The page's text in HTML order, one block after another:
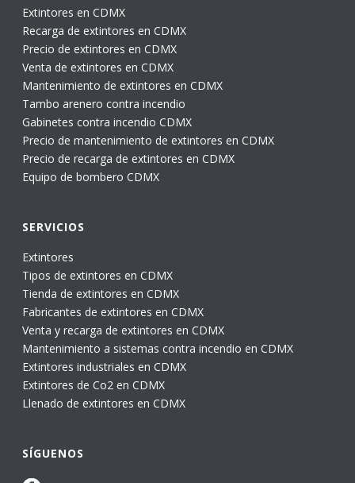
Extintores en CDMX
Recarga de extintores en CDMX
Precio de extintores en CDMX
Venta de extintores en CDMX
Mantenimiento de extintores en CDMX
Tambo arenero contra incendio
Gabinetes contra incendio CDMX
Precio de mantenimiento de extintores en CDMX
Precio de recarga de extintores en CDMX
Equipo de bombero CDMX
SERVICIOS
Extintores
Tipos de extintores en CDMX
Tienda de extintores en CDMX
Fabricantes de extintores en CDMX
Venta y recarga de extintores en CDMX
Mantenimiento a sistemas contra incendio en CDMX
Extintores industriales en CDMX
Extintores de Co2 en CDMX
Llenado de extintores en CDMX
SÍGUENOS